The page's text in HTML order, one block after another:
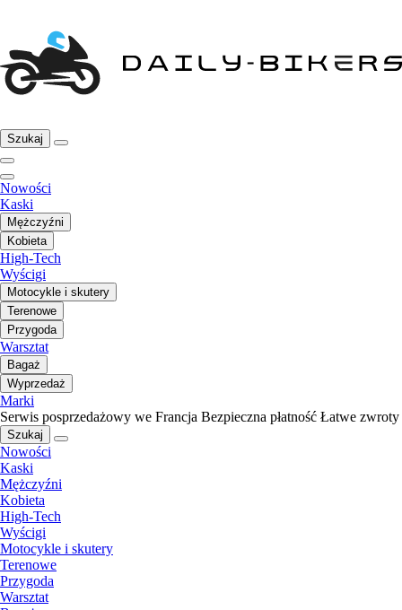
Szukaj
Nowości
Kaski
Mężczyźni
Kobieta
High-Tech
Wyścigi
Motocykle i skutery
Terenowe
Przygoda
Warsztat
Bagaż
Wyprzedaż
Marki
Serwis posprzedażowy we Francja Bezpieczna płatność Łatwe zwroty
Szukaj
Nowości
Kaski
Mężczyźni
Kobieta
High-Tech
Wyścigi
Motocykle i skutery
Terenowe
Przygoda
Warsztat